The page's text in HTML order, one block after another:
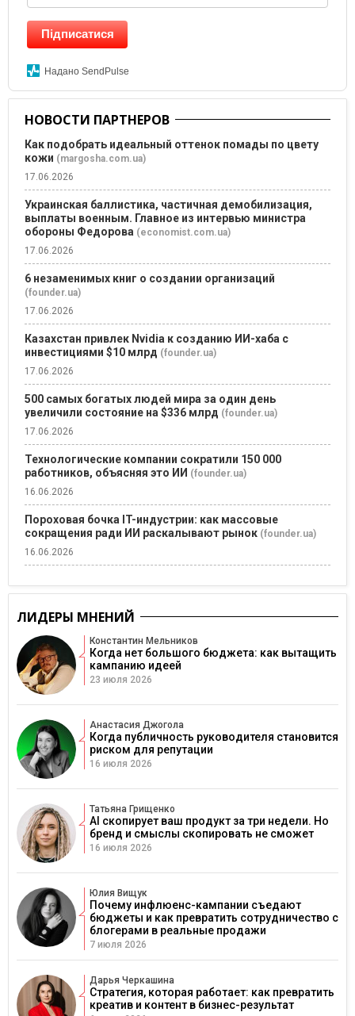
Підписатися
Надано SendPulse
НОВОСТИ ПАРТНЕРОВ
Как подобрать идеальный оттенок помады по цвету
кожи (margosha.com.ua)
17.06.2026
Украинская баллистика, частичная демобилизация,
выплаты военным. Главное из интервью министра
обороны Федорова (economist.com.ua)
17.06.2026
6 незаменимых книг о создании организаций
(founder.ua)
17.06.2026
Казахстан привлек Nvidia к созданию ИИ-хаба с
инвестициями $10 млрд (founder.ua)
17.06.2026
500 самых богатых людей мира за один день
увеличили состояние на $336 млрд (founder.ua)
17.06.2026
Технологические компании сократили 150 000
работников, объясняя это ИИ (founder.ua)
16.06.2026
Пороховая бочка IT-индустрии: как массовые
сокращения ради ИИ раскалывают рынок (founder.ua)
16.06.2026
ЛИДЕРЫ МНЕНИЙ
Константин Мельников
Когда нет большого бюджета: как вытащить
кампанию идеей
23 июля 2026
Анастасия Джогола
Когда публичность руководителя становится
риском для репутации
16 июля 2026
Татьяна Грищенко
AI скопирует ваш продукт за три недели. Но
бренд и смыслы скопировать не сможет
16 июля 2026
Юлия Вищук
Почему инфлюенс-кампании съедают
бюджеты и как превратить сотрудничество с
блогерами в реальные продажи
7 июля 2026
Дарья Черкашина
Стратегия, которая работает: как превратить
креатив и контент в бизнес-результат